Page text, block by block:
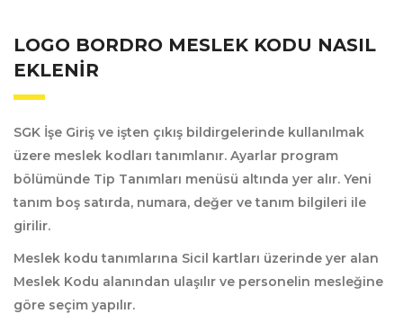
LOGO BORDRO MESLEK KODU NASIL
EKLENIR
SGK İşe Giriş ve işten çıkış bildirgelerinde kullanılmak
üzere meslek kodları tanımlanır. Ayarlar program
bölümünde Tip Tanımları menüsü altında yer alır. Yeni
tanım boş satırda, numara, değer ve tanım bilgileri ile
girilir.
Meslek kodu tanımlarına Sicil kartları üzerinde yer alan
Meslek Kodu alanından ulaşılır ve personelin mesleğine
göre seçim yapılır.